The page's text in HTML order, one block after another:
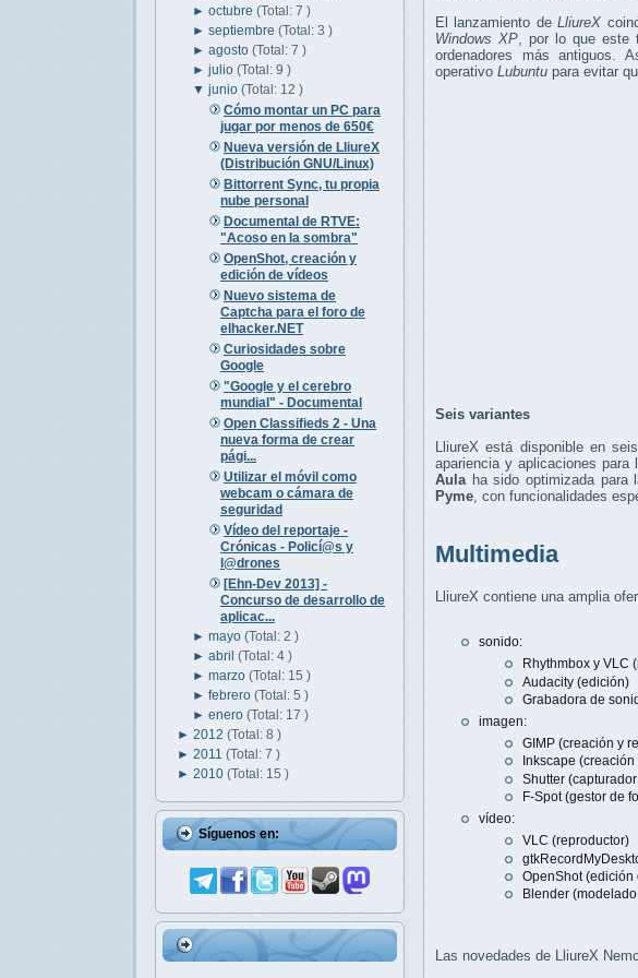
►octubre(Total: 7 )
►septiembre(Total: 3 )
►agosto(Total: 7 )
►julio(Total: 9 )
▼junio(Total: 12 )
Cómo montar un PC para
jugar por menos de 650€
Nueva versión de LliureX
(Distribución GNU/Linux)
Bittorrent Sync, tu propia
nube personal
Documental de RTVE:
"Acoso en la sombra"
OpenShot, creación y
edición de vídeos
Nuevo sistema de
Captcha para el foro de
elhacker.NET
Curiosidades sobre
Google
"Google y el cerebro
mundial" - Documental
Open Classifieds 2 - Una
nueva forma de crear
pági...
Utilizar el móvil como
webcam o cámara de
seguridad
Vídeo del reportaje -
Crónicas - Policí@s y
l@drones
[Ehn-Dev 2013] -
Concurso de desarrollo de
aplicac...
►mayo(Total: 2 )
►abril(Total: 4 )
►marzo(Total: 15 )
►febrero(Total: 5 )
►enero(Total: 17 )
► 2012 (Total: 8 )
► 2011 (Total: 7 )
► 2010 (Total: 15 )
Síguenos en:
El lanzamiento deLliureX
Windows XP , por lo que este
ordenadores más antiguos.
operativo Lubuntu para evitar
Seis variantes
LliureX está disponible en
apariencia y aplicaciones
Aula ha sido optimizada para
Pyme , con funcionalidades
Multimedia
LliureX contiene una amplia
sonido:
Rhythmbox y VLC
Audacity (edición)
Grabadora de
imagen:
GIMP (creación y
Inkscape
Shutter
F-Spot (gestor de
vídeo:
VLC (reproductor)
OpenShot (edición
Blender
Las novedades de LliureX